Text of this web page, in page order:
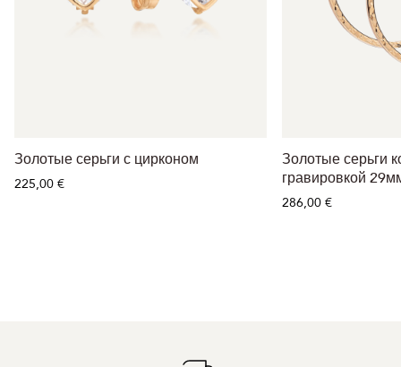
Золотые серьги с цирконом
225,00 €
Золотые серьги
гравировкой
286,00 €